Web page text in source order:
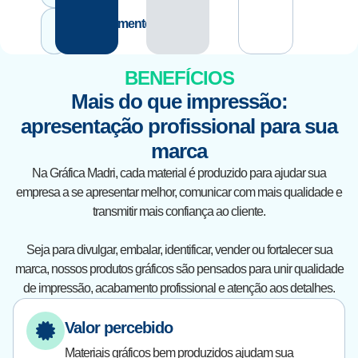
Atendimento
BENEFÍCIOS
Mais do que impressão:
apresentação profissional para sua
marca
Na Gráfica Madri, cada material é produzido para ajudar sua
empresa a se apresentar melhor, comunicar com mais qualidade e
transmitir mais confiança ao cliente.
Seja para divulgar, embalar, identificar, vender ou fortalecer sua
marca, nossos produtos gráficos são pensados para unir qualidade
de impressão, acabamento profissional e atenção aos detalhes.
Valor percebido
Materiais gráficos bem produzidos ajudam sua